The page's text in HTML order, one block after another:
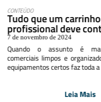
CONTEÚDO
Tudo que um
profissional deve
7 de novembro de 2024
Quando o assunto é
comerciais limpos e
equipamentos certos faz toda a
Leia Mais